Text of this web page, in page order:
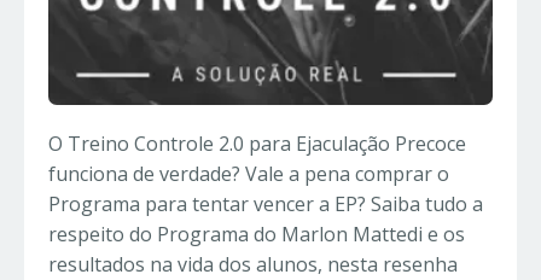
O Treino Controle 2.0 para Ejaculação Precoce
funciona de verdade? Vale a pena comprar o
Programa para tentar vencer a EP? Saiba tudo a
respeito do Programa do Marlon Mattedi e os
resultados na vida dos alunos, nesta resenha